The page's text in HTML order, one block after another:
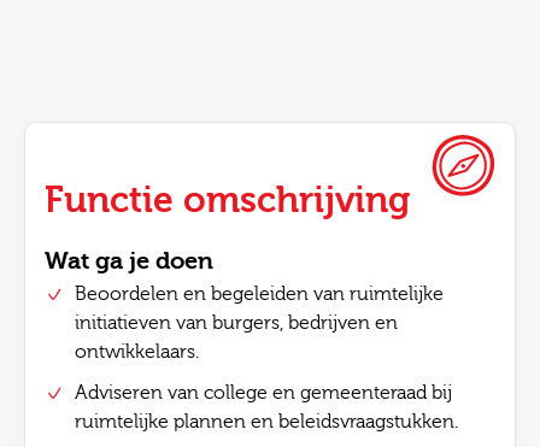
Functie omschrijving
Wat ga je doen
Beoordelen en begeleiden van ruimtelijke
initiatieven van burgers, bedrijven en
ontwikkelaars.
Adviseren van college en gemeenteraad bij
ruimtelijke plannen en beleidsvraagstukken.